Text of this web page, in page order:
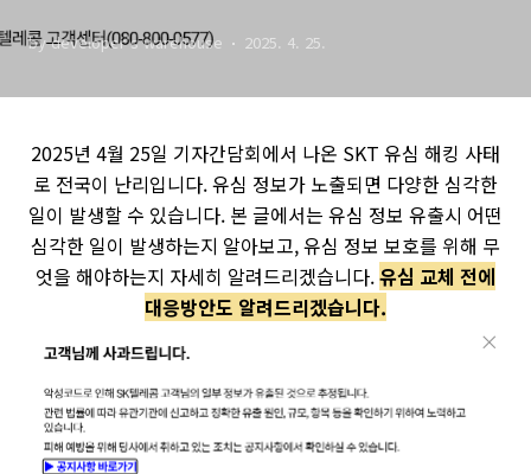
by developer's warehouse 2025. 4. 25.
2025년 4월 25일 기자간담회에서 나온 SKT 유심 해킹 사태
로 전국이 난리입니다. 유심 정보가 노출되면 다양한 심각한
일이 발생할 수 있습니다. 본 글에서는 유심 정보 유출시 어떤
심각한 일이 발생하는지 알아보고, 유심 정보 보호를 위해 무
엇을 해야하는지 자세히 알려드리겠습니다.유심 교체 전에
대응방안도 알려드리겠습니다.